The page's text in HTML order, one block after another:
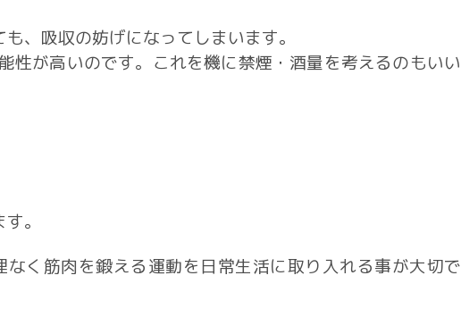
、吸収の妨げになってしまいます。
が高いのです。これを機に禁煙・酒量を考えるのもいい
。
く筋肉を鍛える運動を日常生活に取り入れる事が大切で